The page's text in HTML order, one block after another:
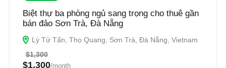
Biệt thự ba phòng ngủ sang trọng cho thuê gần
bán đảo Sơn Trà, Đà Nẵng
Lý Tử Tấn, Thọ Quang, Sơn Trà, Đà Nẵng, Vietnam
$1,300
$1,300
/month